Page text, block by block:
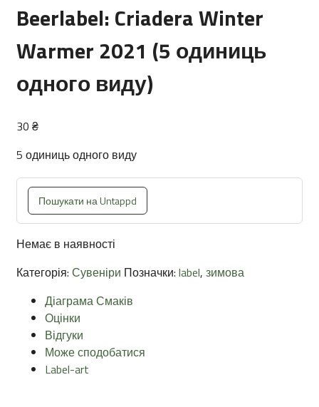
Beerlabel: Criadera Winter
Warmer 2021 (5 одиниць
одного виду)
30 ₴
5 одиниць одного виду
Пошукати на Untappd
Немає в наявності
Категорія: Сувеніри Позначки: label, зимова
Діаграма Смаків
Оцінки
Відгуки
Може сподобатися
Label-art